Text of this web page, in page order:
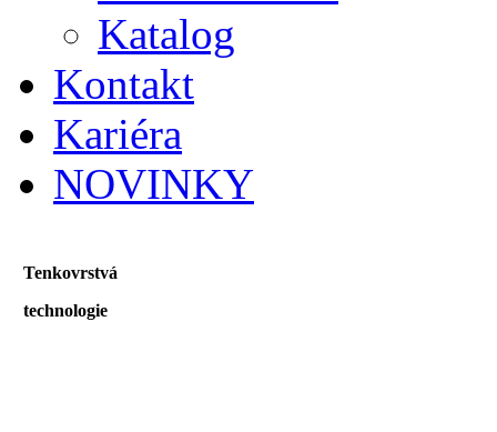
Katalog
Kontakt
Kariéra
NOVINKY
Tenkovrstvá
technologie